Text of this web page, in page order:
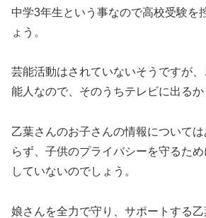
中学3年生という事なので高校受験を
ょう。
芸能活動はされていないそうですが
能人なので、そのうちテレビに出るか
乙葉さんのお子さんの情報について
らず、子供のプライバシーを守るた
していないのでしょう。
娘さんを全力で守り、サポートする